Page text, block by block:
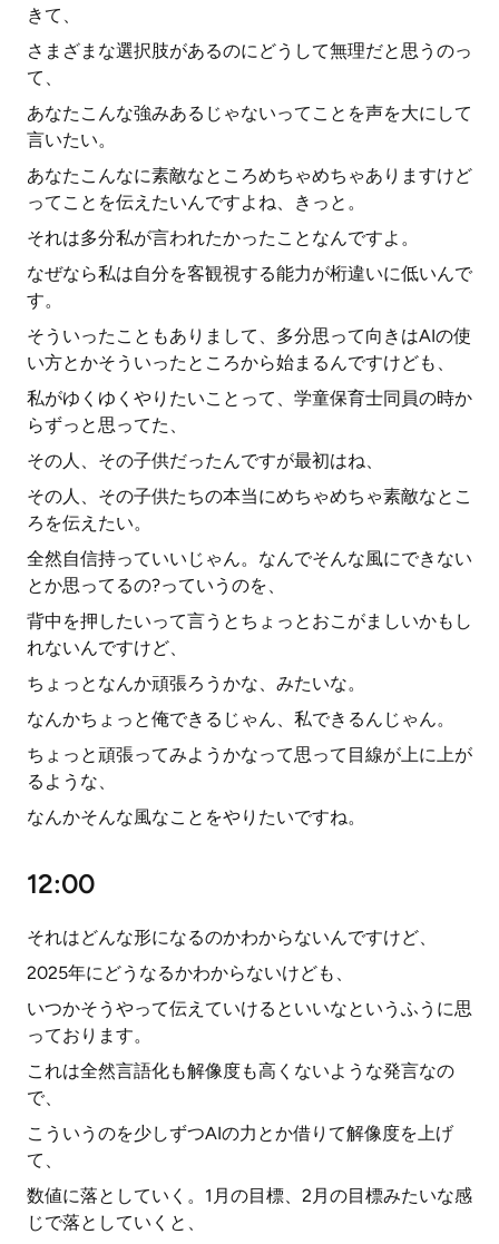
きて、
さまざまな選択肢があるのにどうして無理だと思うのっ
て、
あなたこんな強みあるじゃないってことを声を大にして
言いたい。
あなたこんなに素敵なところめちゃめちゃありますけど
ってことを伝えたいんですよね、きっと。
それは多分私が言われたかったことなんですよ。
なぜなら私は自分を客観視する能力が桁違いに低いんで
す。
そういったこともありまして、多分思って向きはAIの使
い方とかそういったところから始まるんですけども、
私がゆくゆくやりたいことって、学童保育士同員の時か
らずっと思ってた、
その人、その子供だったんですが最初はね、
その人、その子供たちの本当にめちゃめちゃ素敵なとこ
ろを伝えたい。
全然自信持っていいじゃん。なんでそんな風にできない
とか思ってるの?っていうのを、
背中を押したいって言うとちょっとおこがましいかもし
れないんですけど、
ちょっとなんか頑張ろうかな、みたいな。
なんかちょっと俺できるじゃん、私できるんじゃん。
ちょっと頑張ってみようかなって思って目線が上に上が
るような、
なんかそんな風なことをやりたいですね。
12:00
それはどんな形になるのかわからないんですけど、
2025年にどうなるかわからないけども、
いつかそうやって伝えていけるといいなというふうに思
っております。
これは全然言語化も解像度も高くないような発言なの
で、
こういうのを少しずつAIの力とか借りて解像度を上げ
て、
数値に落としていく。1月の目標、2月の目標みたいな感
じで落としていくと、